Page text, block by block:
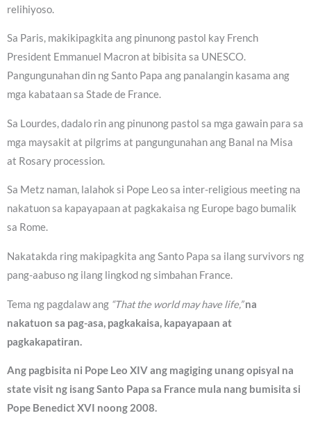
relihiyoso.
Sa Paris, makikipagkita ang pinunong pastol kay French
President Emmanuel Macron at bibisita sa UNESCO.
Pangungunahan din ng Santo Papa ang panalangin kasama ang
mga kabataan sa Stade de France.
Sa Lourdes, dadalo rin ang pinunong pastol sa mga gawain para sa
mga maysakit at pilgrims at pangungunahan ang Banal na Misa
at Rosary procession.
Sa Metz naman, lalahok si Pope Leo sa inter-religious meeting na
nakatuon sa kapayapaan at pagkakaisa ng Europe bago bumalik
sa Rome.
Nakatakda ring makipagkita ang Santo Papa sa ilang survivors ng
pang-aabuso ng ilang lingkod ng simbahan France.
Tema ng pagdalaw ang “That the world may have life,”na
nakatuon sa pag-asa, pagkakaisa, kapayapaan at
pagkakapatiran.
Ang pagbisita ni Pope Leo XIV ang magiging unang opisyal na
state visit ng isang Santo Papa sa France mula nang bumisita si
Pope Benedict XVI noong 2008.